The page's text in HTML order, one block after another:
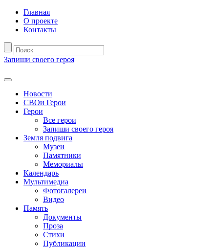
Главная
О проекте
Контакты
Запиши своего героя
Новости
СВОи Герои
Герои
Все герои
Запиши своего героя
Земля подвига
Музеи
Памятники
Мемориалы
Календарь
Мультимедиа
Фотогалереи
Видео
Память
Документы
Проза
Стихи
Публикации